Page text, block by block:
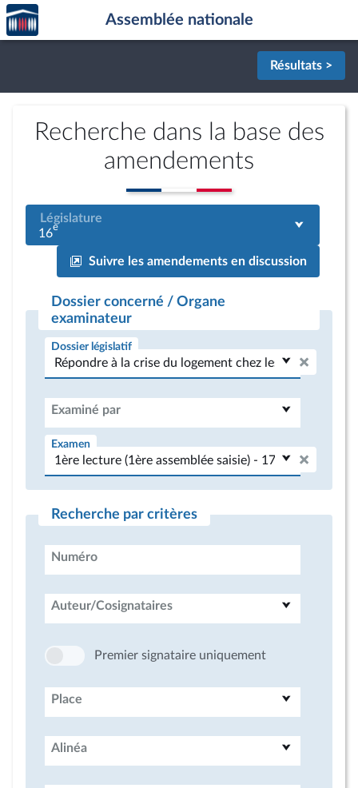
Aller au contenu
Aller en bas de la page
Accèder
à la
page
Assemblée nationale
Résultats >
Recherche dans la base des
amendements
Législature
16e
Suivre les amendements en discussion
Dossier concerné / Organe
examinateur
Dossier législatif
Examiné par
Examen
Recherche par critères
Numéro
Auteur/Cosignataires
Premier signataire uniquement
Place
Alinéa